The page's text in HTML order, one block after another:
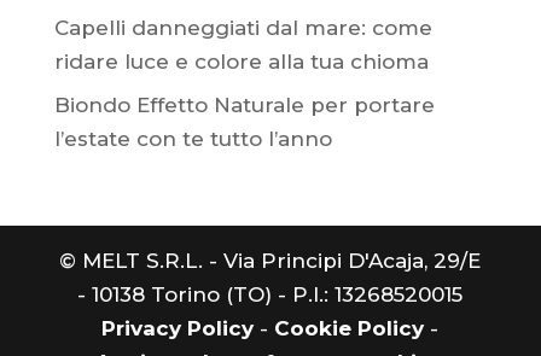
Capelli danneggiati dal mare: come
ridare luce e colore alla tua chioma
Biondo Effetto Naturale per portare
l’estate con te tutto l’anno
© MELT S.R.L. - Via Principi D'Acaja, 29/E
- 10138 Torino (TO) - P.I.: 13268520015
Privacy Policy - Cookie Policy -